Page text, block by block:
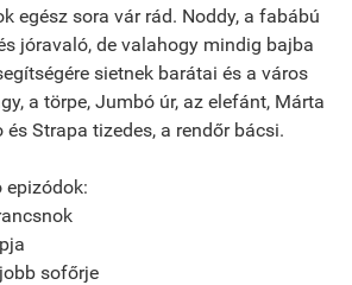
egész sora vár rád. Noddy, a fabábú
jóravaló, de valahogy mindig bajba
sietnek barátai és a város
a törpe, Jumbó úr, az elefánt, Márta
és Strapa tizedes, a rendőr bácsi.
epizódok:
sofőrje